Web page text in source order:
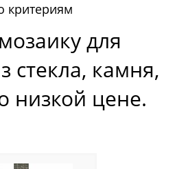
критериям
для
стекла, камня,
низкой цене.